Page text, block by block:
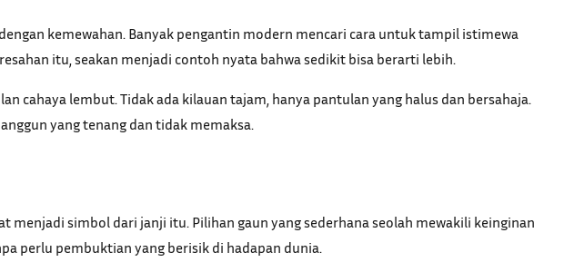
kemewahan. Banyak pengantin modern mencari cara untuk tampil istimewa
itu, seakan menjadi contoh nyata bahwa sedikit bisa berarti lebih.
cahaya lembut. Tidak ada kilauan tajam, hanya pantulan yang halus dan bersahaja.
yang tenang dan tidak memaksa.
menjadi simbol dari janji itu. Pilihan gaun yang sederhana seolah mewakili keinginan
perlu pembuktian yang berisik di hadapan dunia.